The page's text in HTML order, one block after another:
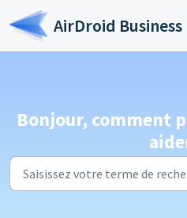
Passer au contenu principal
AirDroid Business
Bonjour, comment